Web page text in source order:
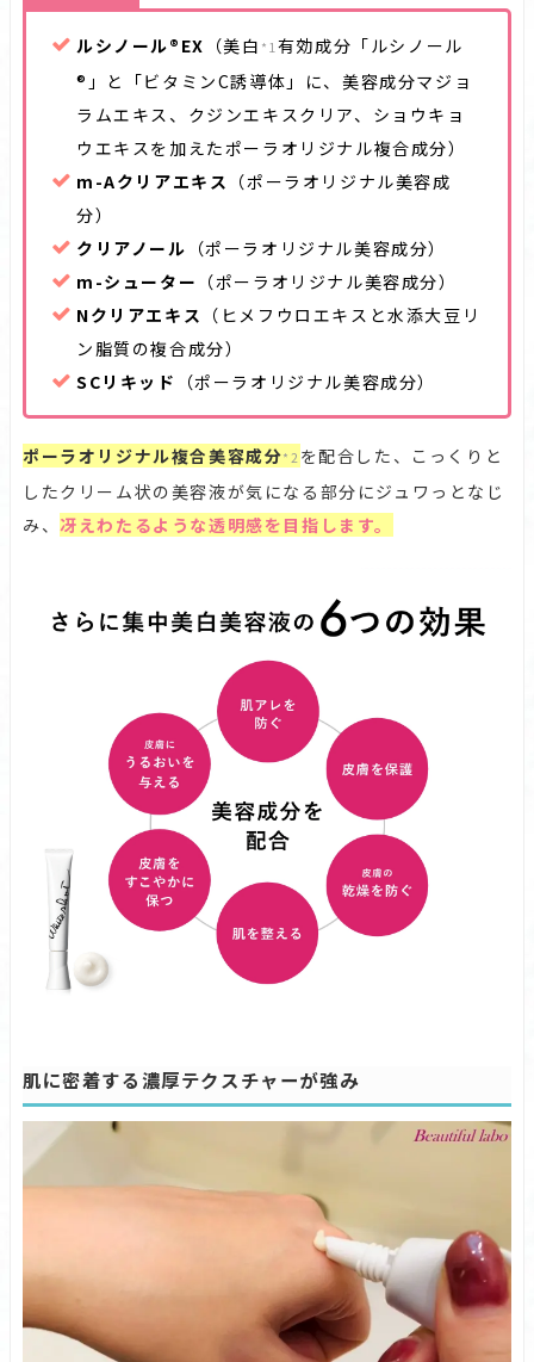
ルシノール®EX （美白 *1有効成分「ルシノール
®」と「ビタミンC誘導体」に、美容成分マジョ
ラムエキス、クジンエキスクリア、ショウキョ
ウエキスを加えたポーラオリジナル複合成分）
m-Aクリアエキス （ポーラオリジナル美容成
分）
クリアノール （ポーラオリジナル美容成分）
m-シューター （ポーラオリジナル美容成分）
Nクリアエキス （ヒメフウロエキスと水添大豆リ
ン脂質の複合成分）
SCリキッド
（ポーラオリジナル美容成分）
ポーラオリジナル複合美容成分*2 を配合した、こっくりと
したクリーム状の美容液が気になる部分にジュワっとなじ
み、冴えわたるような透明感を目指します。
肌に密着する濃厚テクスチャーが強み